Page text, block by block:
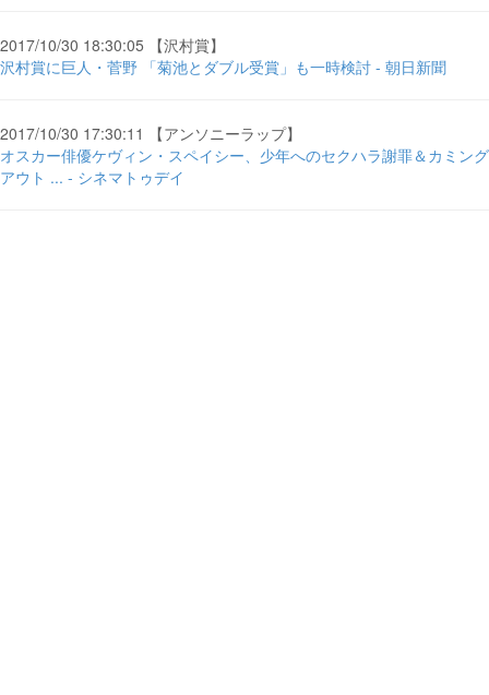
2017/10/30 18:30:05 【沢村賞】
沢村賞に巨人・菅野 「菊池とダブル受賞」も一時検討 - 朝日新聞
2017/10/30 17:30:11 【アンソニーラップ】
オスカー俳優ケヴィン・スペイシー、少年へのセクハラ謝罪＆カミング
アウト ... - シネマトゥデイ